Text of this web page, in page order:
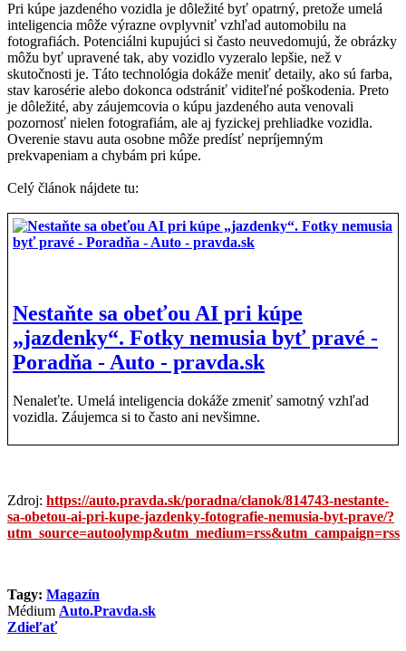
Pri kúpe jazdeného vozidla je dôležité byť opatrný, pretože umelá
inteligencia môže výrazne ovplyvniť vzhľad automobilu na
fotografiách. Potenciálni kupujúci si často neuvedomujú, že obrázky
môžu byť upravené tak, aby vozidlo vyzeralo lepšie, než v
skutočnosti je. Táto technológia dokáže meniť detaily, ako sú farba,
stav karosérie alebo dokonca odstrániť viditeľné poškodenia. Preto
je dôležité, aby záujemcovia o kúpu jazdeného auta venovali
pozornosť nielen fotografiám, ale aj fyzickej prehliadke vozidla.
Overenie stavu auta osobne môže predísť nepríjemným
prekvapeniam a chybám pri kúpe.
Celý článok nájdete tu:
Nestaňte sa obeťou AI pri kúpe
„jazdenky“. Fotky nemusia byť pravé -
Poradňa - Auto - pravda.sk
Nenaleťte. Umelá inteligencia dokáže zmeniť samotný vzhľad
vozidla. Záujemca si to často ani nevšimne.
Zdroj: https://auto.pravda.sk/poradna/clanok/814743-nestante-
sa-obetou-ai-pri-kupe-jazdenky-fotografie-nemusia-byt-prave/?
utm_source=autoolymp&utm_medium=rss&utm_campaign=rss
Tagy: Magazín
Médium Auto.Pravda.sk
Zdieľať